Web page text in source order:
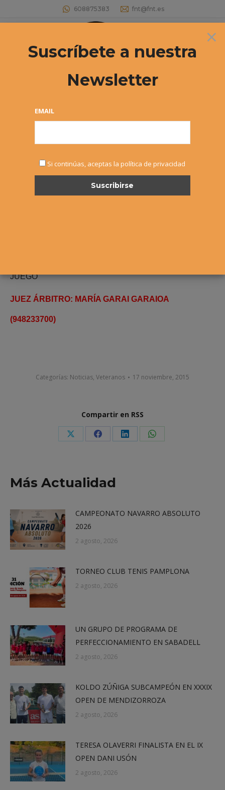
608875383 fnt@fnt.es
Buscar:
MASTERS CIRCUITO VETERANOS +35
tendrá lugar, en las instalaciones del
CLUB DE TENIS
MASTERS correspondiente al
CIRCUITO DE TENIS VETERANOS +35
JUEGO
JUEZ ÁRBITRO: MARÍA GARAI GARAIOA
(948233700)
Categorías: Noticias, Veteranos 17 noviembre, 2015
Compartir en RSS
Share Share Share Share
Más Actualidad
CAMPEONATO NAVARRO ABSOLUTO
2026
2 agosto, 2026
TORNEO CLUB TENIS PAMPLONA
2 agosto, 2026
UN GRUPO DE PROGRAMA DE
PERFECCIONAMIENTO EN SABADELL
2 agosto, 2026
KOLDO ZÚÑIGA SUBCAMPEÓN EN XXXIX
OPEN DE MENDIZORROZA
2 agosto, 2026
TERESA OLAVERRI FINALISTA EN EL IX
OPEN DANI USÓN
2 agosto, 2026
×
Suscríbete a nuestra
Newsletter
EMAIL
Si continúas, aceptas la política de privacidad